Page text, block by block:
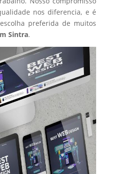
nos diferencia, e é
preferida de muitos
Sintra.